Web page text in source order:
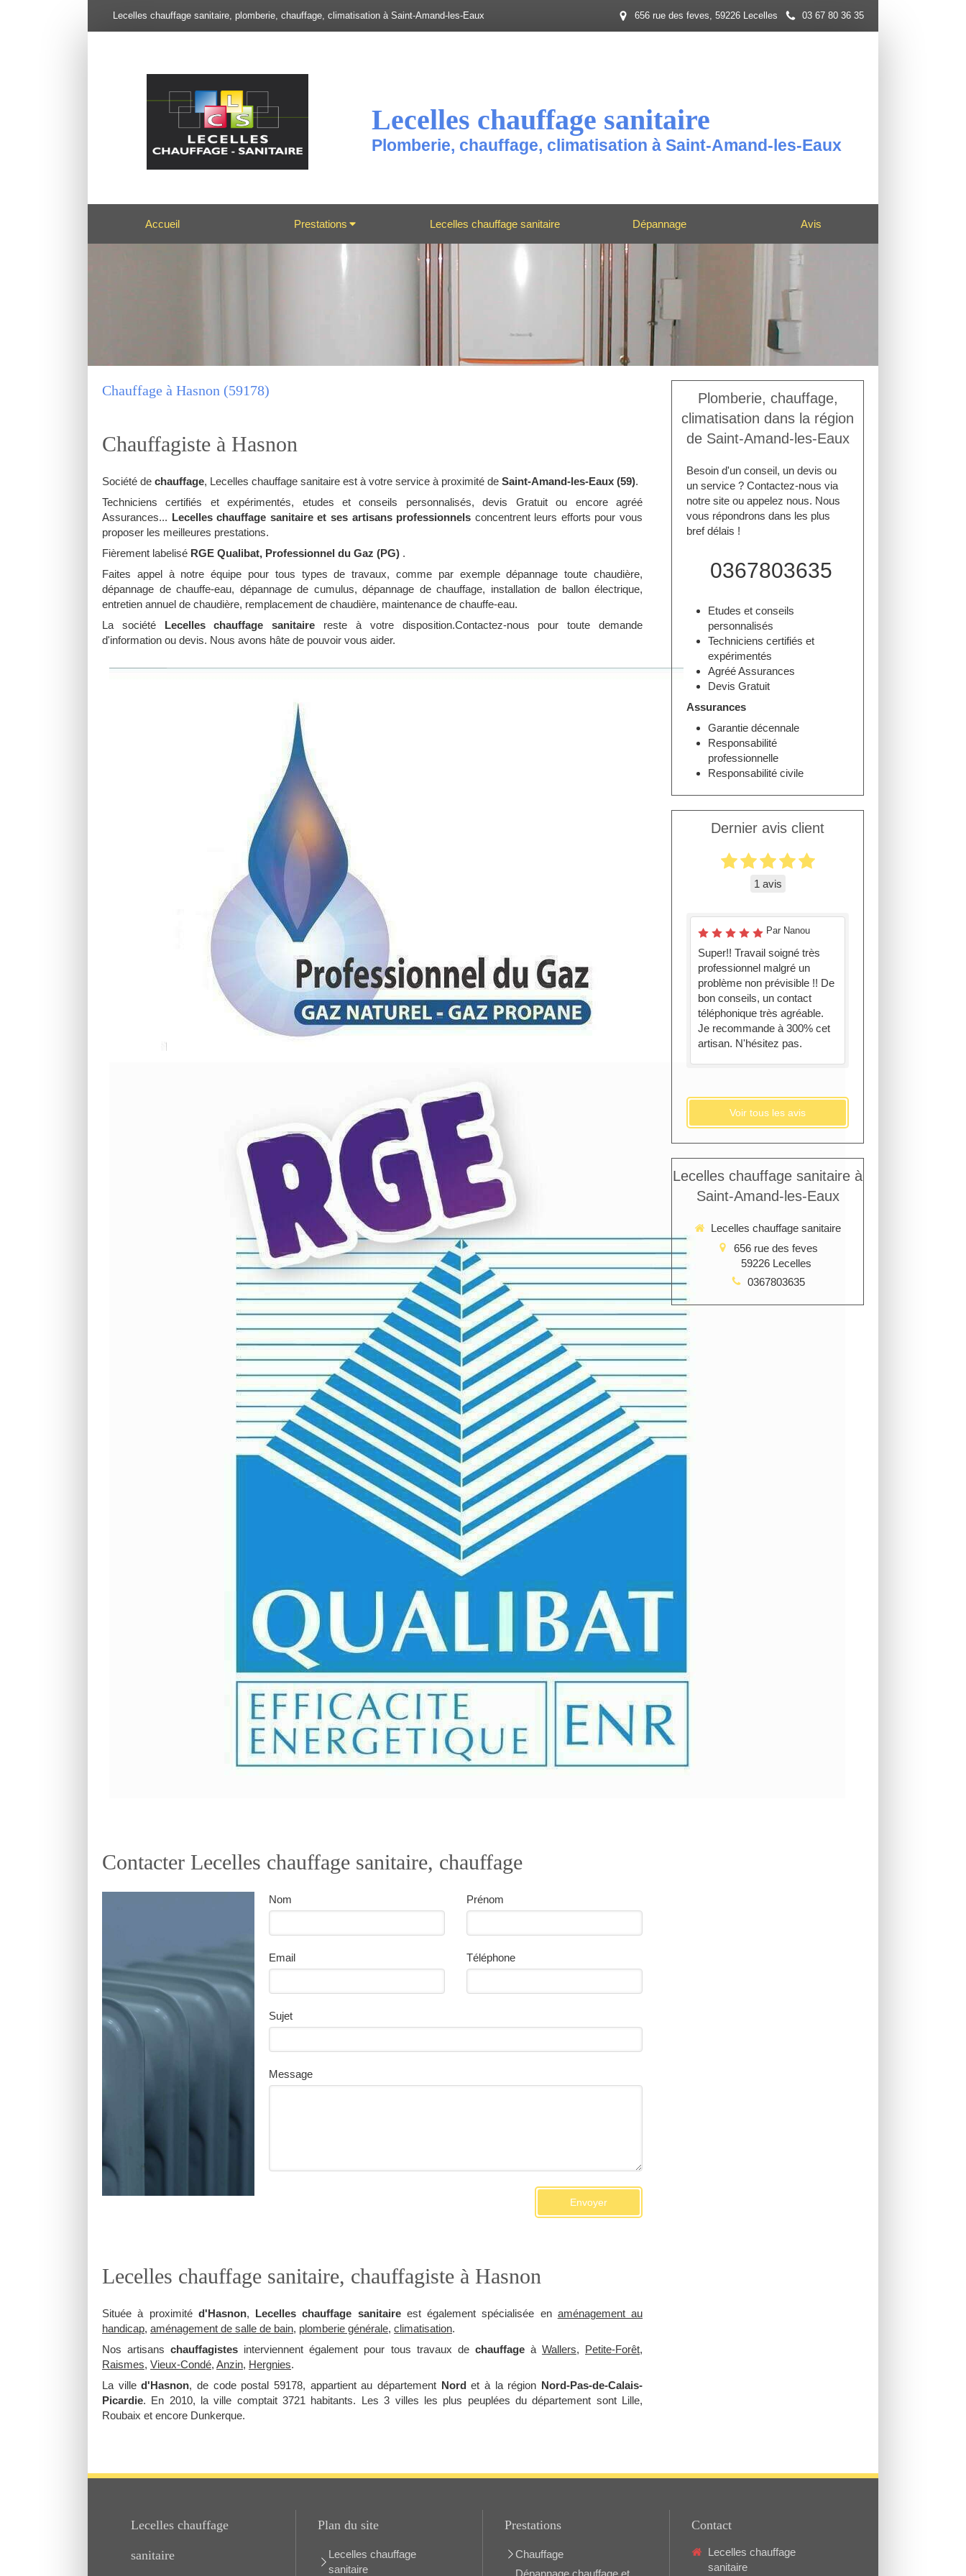
Lecelles chauffage sanitaire, plomberie, chauffage, climatisation à Saint-Amand-les-Eaux 03 67 80 36 35
656 rue des feves, 59226 Lecelles
Lecelles chauffage sanitaire
Plomberie, chauffage, climatisation à Saint-Amand-les-Eaux
Accueil Prestations Lecelles chauffage sanitaire Dépannage Avis
Chauffage à Hasnon (59178)
Chauffagiste à Hasnon
Société de chauffage, Lecelles chauffage sanitaire est à votre service à proximité de Saint-Amand-les-Eaux (59).
Techniciens certifiés et expérimentés, etudes et conseils personnalisés, devis Gratuit ou encore agréé
Assurances... Lecelles chauffage sanitaire et ses artisans professionnels concentrent leurs efforts pour vous
proposer les meilleures prestations.
Fièrement labelisé RGE Qualibat, Professionnel du Gaz (PG) .
Faites appel à notre équipe pour tous types de travaux, comme par exemple dépannage toute chaudière,
dépannage de chauffe-eau, dépannage de cumulus, dépannage de chauffage, installation de ballon électrique,
entretien annuel de chaudière, remplacement de chaudière, maintenance de chauffe-eau.
La société Lecelles chauffage sanitaire reste à votre disposition.Contactez-nous pour toute demande
d'information ou devis. Nous avons hâte de pouvoir vous aider.
Contacter Lecelles chauffage sanitaire, chauffage
Nom Prénom
Email Téléphone
Sujet
Message
Envoyer
Lecelles chauffage sanitaire, chauffagiste à Hasnon
Située à proximitéd'Hasnon, Lecelles chauffage sanitaireest également spécialisée en aménagement au
handicap, aménagement de salle de bain, plomberie générale, climatisation.
Nos artisanschauffagistes interviennent également pour tous travaux de chauffageà Wallers, Petite-Forêt,
Raismes, Vieux-Condé, Anzin, Hergnies.
La villed'Hasnon, de code postal 59178, appartient au département Nord et à la région Nord-Pas-de-Calais-
Picardie. En 2010, la ville comptait 3721 habitants. Les 3 villes les plus peuplées du département sont Lille,
Roubaix et encore Dunkerque.
Plomberie, chauffage,
climatisation dans la région
de Saint-Amand-les-Eaux
Besoin d'un conseil, un devis ou
un service ? Contactez-nous via
notre site ou appelez nous. Nous
vous répondrons dans les plus
bref délais !
0367803635
Etudes et conseils
personnalisés
Techniciens certifiés et
expérimentés
Agréé Assurances
Devis Gratuit
Assurances
Garantie décennale
Responsabilité
professionnelle
Responsabilité civile
Dernier avis client
1 avis
Par Nanou
Super!! Travail soigné très
professionnel malgré un
problème non prévisible !! De
bon conseils, un contact
téléphonique très agréable.
Je recommande à 300% cet
artisan. N'hésitez pas.
Voir tous les avis
Lecelles chauffage sanitaire à
Saint-Amand-les-Eaux
Lecelles chauffage sanitaire
656 rue des feves
59226 Lecelles
0367803635
Lecelles chauffage
sanitaire
Plan du site
Lecelles chauffage
sanitaire
Prestations
Chauffage
Dépannage chauffage et
Contact
Lecelles chauffage
sanitaire